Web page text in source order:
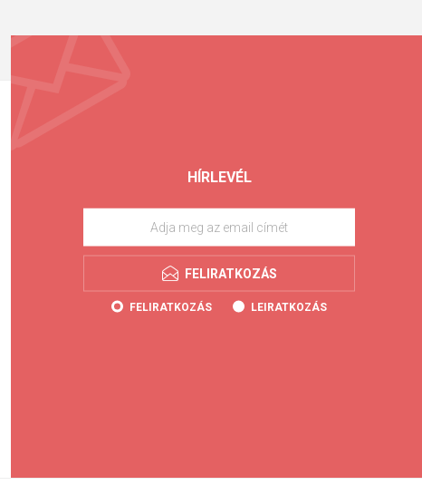
HÍRLEVÉL
FELIRATKOZÁS
FELIRATKOZÁS LEIRATKOZÁS